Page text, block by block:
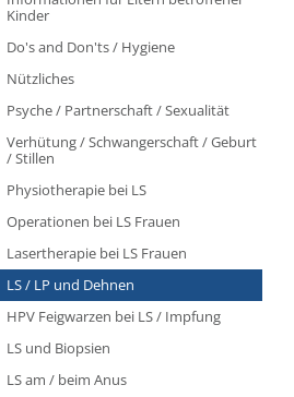
Kinder
Do's and Don'ts / Hygiene
Nützliches
Psyche / Partnerschaft / Sexualität
Verhütung / Schwangerschaft / Geburt
/ Stillen
Physiotherapie bei LS
Operationen bei LS Frauen
Lasertherapie bei LS Frauen
LS / LP und Dehnen
HPV Feigwarzen bei LS / Impfung
LS und Biopsien
LS am / beim Anus